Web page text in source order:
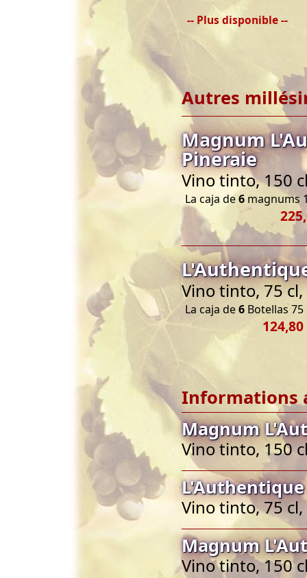
-- Plus disponible --
Autres
Magnum
Pineraie
Vino tinto, 150
La caja de6 magnums
Vino tinto, 75 cl,
La caja de6 Botellas 75
124,80
Informations
Magnum
Vino tinto, 150
L'Authentique
Vino tinto, 75 cl,
Magnum
Vino tinto, 150